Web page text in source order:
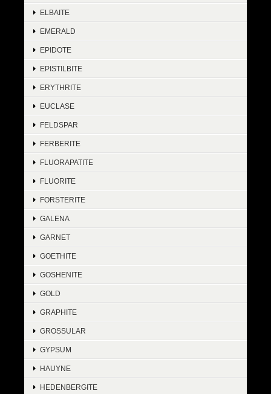
ELBAITE
EMERALD
EPIDOTE
EPISTILBITE
ERYTHRITE
EUCLASE
FELDSPAR
FERBERITE
FLUORAPATITE
FLUORITE
FORSTERITE
GALENA
GARNET
GOETHITE
GOSHENITE
GOLD
GRAPHITE
GROSSULAR
GYPSUM
HAUYNE
HEDENBERGITE